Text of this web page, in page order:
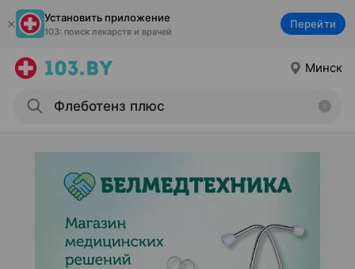
Установить приложение
103: поиск лекарств и врачей
Перейти
Минск